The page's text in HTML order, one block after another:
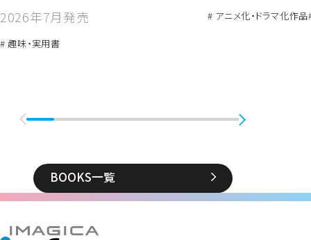
2026年7月発売
# 趣味・実用書
# アニメ化・ドラマ化作品
BOOKS一覧